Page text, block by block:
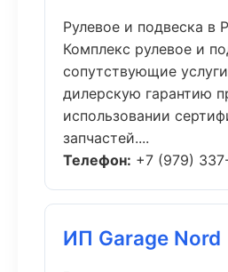
Рулевое и подвеска в
Комплекс рулевое и
сопутствующие
дилерскую гарантию
использовании
запчастей....
Телефон: +7 (979)
ИП Garage Nord